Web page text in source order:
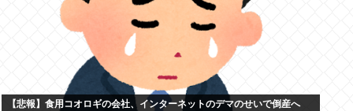
【悲報】食用コオロギの会社、インターネットのデマのせいで倒産へ